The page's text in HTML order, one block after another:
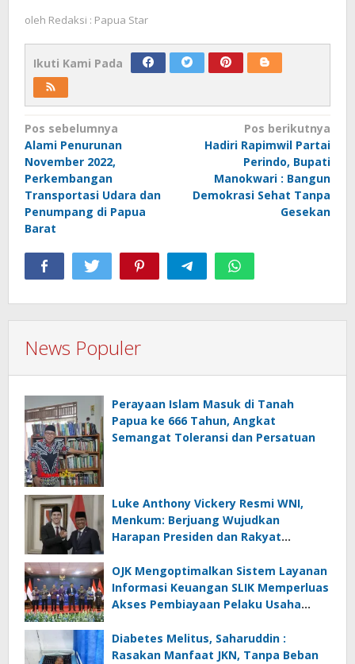
oleh Redaksi : Papua Star
Ikuti Kami Pada
Navigasi
pos
Pos sebelumnya
Alami Penurunan
November 2022,
Perkembangan
Transportasi Udara dan
Penumpang di Papua
Barat
Pos berikutnya
Hadiri Rapimwil Partai
Perindo, Bupati
Manokwari : Bangun
Demokrasi Sehat Tanpa
Gesekan
News Populer
Perayaan Islam Masuk di Tanah
Papua ke 666 Tahun, Angkat
Semangat Toleransi dan Persatuan
Luke Anthony Vickery Resmi WNI,
Menkum: Berjuang Wujudkan
Harapan Presiden dan Rakyat
OJK Mengoptimalkan Sistem Layanan
Informasi Keuangan SLIK Memperluas
Akses Pembiayaan Pelaku Usaha
Diabetes Melitus, Saharuddin :
Rasakan Manfaat JKN, Tanpa Beban